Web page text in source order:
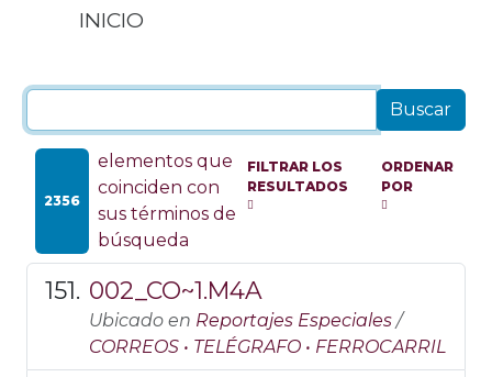
INICIO
2356
elementos que
coinciden con
sus términos de
búsqueda
FILTRAR LOS
RESULTADOS
ORDENAR
POR
002_CO~1.M4A
Ubicado en Reportajes Especiales /
CORREOS • TELÉGRAFO • FERROCARRIL